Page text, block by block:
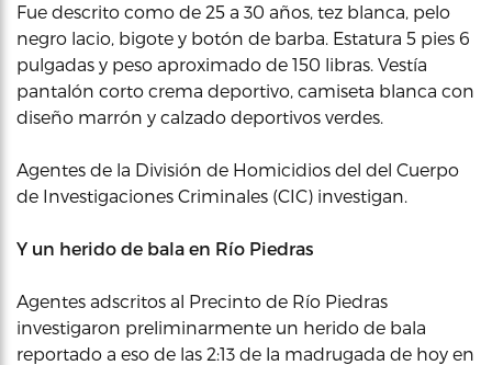
Fue descrito como de 25 a 30 años, tez blanca, pelo
negro lacio, bigote y botón de barba. Estatura 5 pies 6
pulgadas y peso aproximado de 150 libras. Vestía
pantalón corto crema deportivo, camiseta blanca con
diseño marrón y calzado deportivos verdes.
Agentes de la División de Homicidios del del Cuerpo
de Investigaciones Criminales (CIC) investigan.
Y un herido de bala en Río Piedras
Agentes adscritos al Precinto de Río Piedras
investigaron preliminarmente un herido de bala
reportado a eso de las 2:13 de la madrugada de hoy en